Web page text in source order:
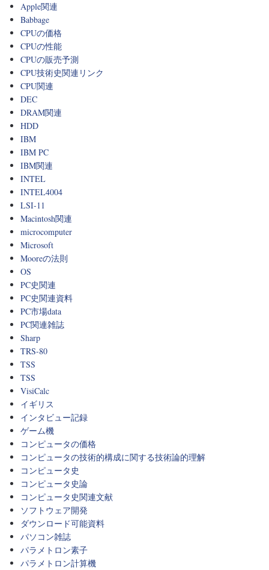
Apple関連
Babbage
CPUの価格
CPUの性能
CPUの販売予測
CPU技術史関連リンク
CPU関連
DEC
DRAM関連
HDD
IBM
IBM PC
IBM関連
INTEL
INTEL4004
LSI-11
Macintosh関連
microcomputer
Microsoft
Mooreの法則
OS
PC史関連
PC史関連資料
PC市場data
PC関連雑誌
Sharp
TRS-80
TSS
TSS
VisiCalc
イギリス
インタビュー記録
ゲーム機
コンピュータの価格
コンピュータの技術的構成に関する技術論的理解
コンピュータ史
コンピュータ史論
コンピュータ史関連文献
ソフトウェア開発
ダウンロード可能資料
パソコン雑誌
パラメトロン素子
パラメトロン計算機